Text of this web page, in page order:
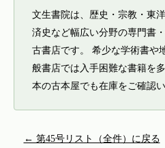
文生書院は、歴史・宗教・東
済史など幅広い分野の専門書
古書店です。 希少な学術書や
般書店では入手困難な書籍を
本の古本屋でも在庫をご確認い
← 第45号リスト（全件）に戻る